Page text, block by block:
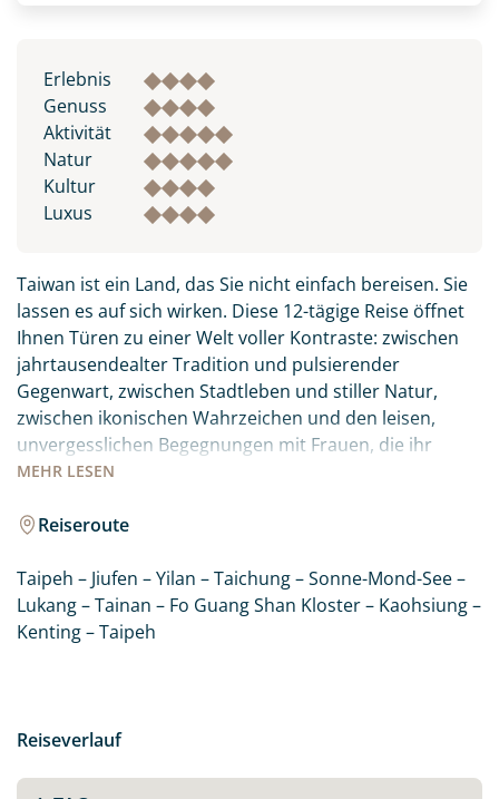
Erlebnis
Genuss
Aktivität
Natur
Kultur
Luxus
MEHR LESEN
Taiwan ist ein Land, das Sie nicht einfach bereisen. Sie
lassen es auf sich wirken. Diese 12-tägige Reise öffnet
Ihnen Türen zu einer Welt voller Kontraste: zwischen
jahrtausendealter Tradition und pulsierender
Gegenwart, zwischen Stadtleben und stiller Natur,
zwischen ikonischen Wahrzeichen und den leisen,
unvergesslichen Begegnungen mit Frauen, die ihr
kulturelles Erbe mit Ihnen teilen.
Die Reise beginnt für Sie in Taipeh. Die Hauptstadt gibt
den Ton an: modern, neugierig, voller Energie. Der
Taipei 101 ragt über die Skyline, das Nationale
Palastmuseum bewahrt eine der bedeutendsten
Sammlungen chinesischer Kunst weltweit, und ein
Teehaus, gegründet von der einzigen weiblichen
mindestens genauso beeindrucken. Im Yehliu Geopark
Jahrmillionen Skulpturen geformt, die kaum zu glauben
Reiseroute
Taipeh – Jiufen – Yilan – Taichung – Sonne-Mond-See –
Lukang – Tainan – Fo Guang Shan Kloster – Kaohsiung –
Kenting – Taipeh
Reiseverlauf